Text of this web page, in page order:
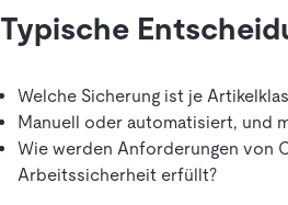
Typische
Welche Sicherung ist je
Manuell oder automatisiert, und
Wie werden Anforderungen von
Arbeitssicherheit erfüllt?